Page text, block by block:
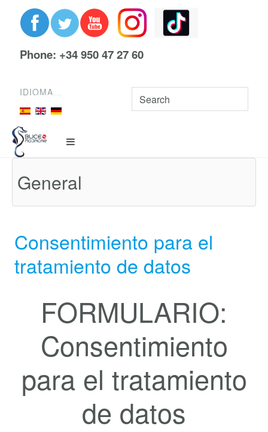
Phone: +34 950 47 27 60
IDIOMA
General
Consentimiento para el
tratamiento de datos
FORMULARIO:
Consentimiento
para el tratamiento
de datos